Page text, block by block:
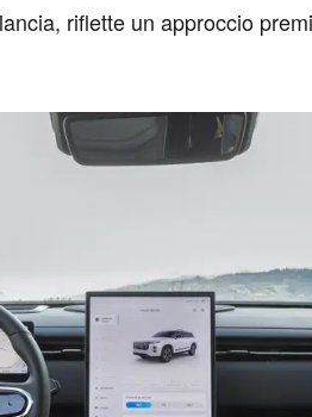
riflette un approccio